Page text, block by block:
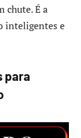
chute. É a
inteligentes e
para